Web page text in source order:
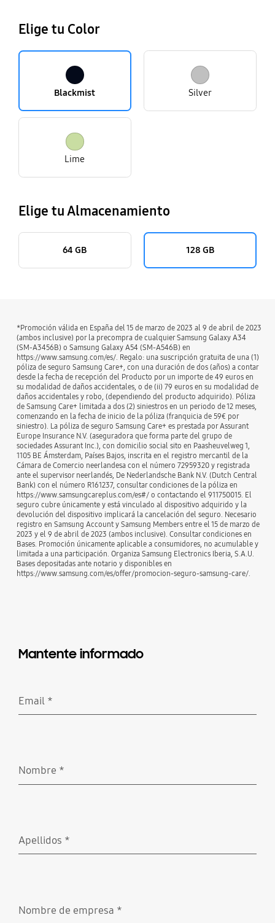
Elige tu Color
Blackmist Silver
Lime
Elige tu Almacenamiento
64 GB 128 GB
*Promoción válida en España del 15 de marzo de 2023 al 9 de abril de 2023
(ambos inclusive) por la precompra de cualquier Samsung Galaxy A34
(SM-A3456B) o Samsung Galaxy A54 (SM-A546B) en
https://www.samsung.com/es/. Regalo: una suscripción gratuita de una (1)
póliza de seguro Samsung Care+, con una duración de dos (años) a contar
desde la fecha de recepción del Producto por un importe de 49 euros en
su modalidad de daños accidentales, o de (ii) 79 euros en su modalidad de
daños accidentales y robo, (dependiendo del producto adquirido). Póliza
de Samsung Care+ limitada a dos (2) siniestros en un periodo de 12 meses,
comenzando en la fecha de inicio de la póliza (franquicia de 59€ por
siniestro). La póliza de seguro Samsung Care+ es prestada por Assurant
Europe Insurance N.V. (aseguradora que forma parte del grupo de
sociedades Assurant Inc.), con domicilio social sito en Paasheuvelweg 1,
1105 BE Ámsterdam, Países Bajos, inscrita en el registro mercantil de la
Cámara de Comercio neerlandesa con el número 72959320 y registrada
ante el supervisor neerlandés, De Nederlandsche Bank N.V. (Dutch Central
Bank) con el número R161237, consultar condiciones de la póliza en
https://www.samsungcareplus.com/es#/ o contactando el 911750015. El
seguro cubre únicamente y está vinculado al dispositivo adquirido y la
devolución del dispositivo implicará la cancelación del seguro. Necesario
registro en Samsung Account y Samsung Members entre el 15 de marzo de
2023 y el 9 de abril de 2023 (ambos inclusive). Consultar condiciones en
Bases. Promoción únicamente aplicable a consumidores, no acumulable y
limitada a una participación. Organiza Samsung Electronics Iberia, S.A.U.
Bases depositadas ante notario y disponibles en
https://www.samsung.com/es/offer/promocion-seguro-samsung-care/.
Mantente informado
Email *
Nombre *
Apellidos *
Nombre de empresa *